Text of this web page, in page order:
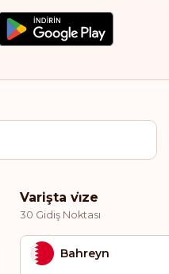
Varişta vi̇ze
30 Gidiş Noktası
Bahreyn